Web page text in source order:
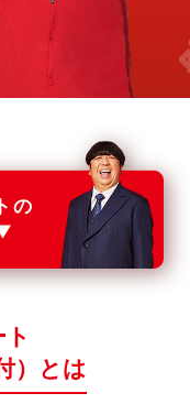
の
）とは